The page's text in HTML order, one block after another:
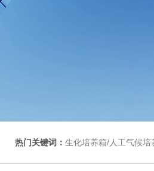
热门关键词： 生化培养箱/人工气候培养箱/电热恒